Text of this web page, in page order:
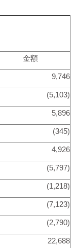
金額
9,746
(5,103)
5,896
(345)
4,926
(5,797)
(1,218)
(7,123)
(2,790)
22,688